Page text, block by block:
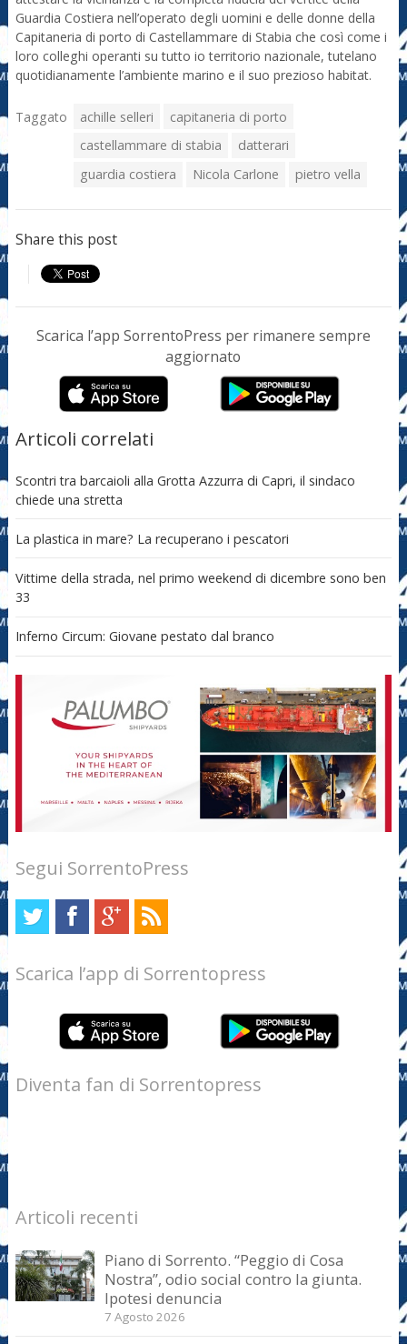
Guardia Costiera nell’operato degli uomini e delle donne della
Capitaneria di porto di Castellammare di Stabia che così come i
loro colleghi operanti su tutto io territorio nazionale, tutelano
quotidianamente l’ambiente marino e il suo prezioso habitat.
Taggato achille selleri
capitaneria di porto
castellammare di stabia
datterari
guardia costiera
Nicola Carlone pietro vella
Share this post
Scarica l’app SorrentoPress per rimanere sempre
aggiornato
Articoli correlati
Scontri tra barcaioli alla Grotta Azzurra di Capri, il sindaco
chiede una stretta
La plastica in mare? La recuperano i pescatori
Vittime della strada, nel primo weekend di dicembre sono ben
33
Inferno Circum: Giovane pestato dal branco
Segui SorrentoPress
Scarica l’app di Sorrentopress
Diventa fan di Sorrentopress
Articoli recenti
Piano di Sorrento. “Peggio di Cosa
Nostra”, odio social contro la giunta.
Ipotesi denuncia
7 Agosto 2026